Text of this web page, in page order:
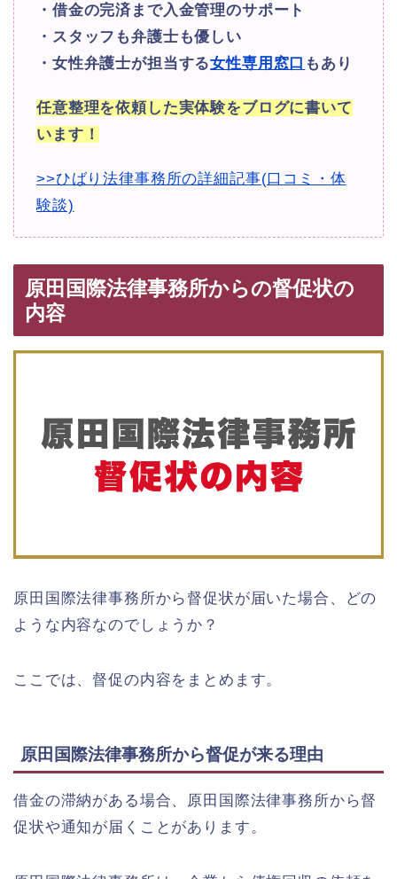
・借金の完済まで入金管理のサポート
・スタッフも弁護士も優しい
・女性弁護士が担当する女性専用窓口 もあり
任意整理を依頼した実体験をブログに書いて
います！
>>ひばり法律事務所の詳細記事(口コミ・体
験談)
原田国際法律事務所からの督促状の
内容
原田国際法律事務所から督促状が届いた場合、どの
ような内容なのでしょうか？
ここでは、督促の内容をまとめます。
原田国際法律事務所から督促が来る理由
借金の滞納がある場合、原田国際法律事務所から督
促状や通知が届くことがあります。